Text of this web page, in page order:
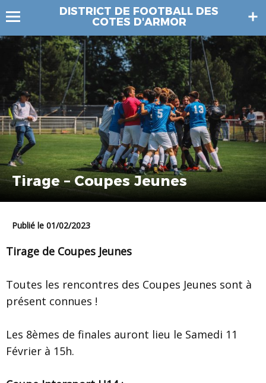
DISTRICT DE FOOTBALL DES
COTES D'ARMOR
Tirage – Coupes Jeunes
Publié le 01/02/2023
Tirage de Coupes Jeunes
Toutes les rencontres des Coupes Jeunes sont à
présent connues !
Les 8èmes de finales auront lieu le Samedi 11
Février à 15h.